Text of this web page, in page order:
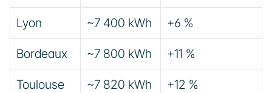
Lyon ~7 400 kWh +6 %
Bordeaux ~7 800 kWh +11 %
Toulouse ~7 820 kWh +12 %